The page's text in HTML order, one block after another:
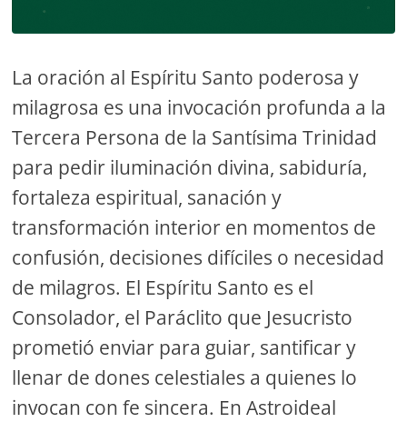
La oración al Espíritu Santo poderosa y
milagrosa es una invocación profunda a la
Tercera Persona de la Santísima Trinidad
para pedir iluminación divina, sabiduría,
fortaleza espiritual, sanación y
transformación interior en momentos de
confusión, decisiones difíciles o necesidad
de milagros. El Espíritu Santo es el
Consolador, el Paráclito que Jesucristo
prometió enviar para guiar, santificar y
llenar de dones celestiales a quienes lo
invocan con fe sincera. En Astroideal